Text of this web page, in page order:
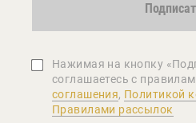
Нажимая на кнопку
соглашаетеcь с
соглашения, Политикой
Правилами рассылок